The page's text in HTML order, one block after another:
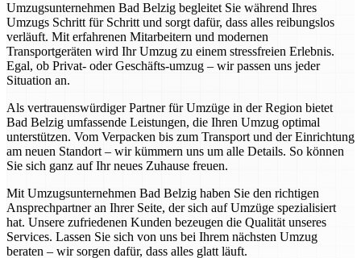
Umzugsunternehmen Bad Belzig begleitet Sie während Ihres
Umzugs Schritt für Schritt und sorgt dafür, dass alles reibungslos
verläuft. Mit erfahrenen Mitarbeitern und modernen
Transportgeräten wird Ihr Umzug zu einem stressfreien Erlebnis.
Egal, ob Privat- oder Geschäfts-umzug – wir passen uns jeder
Situation an.
Als vertrauenswürdiger Partner für Umzüge in der Region bietet
Bad Belzig umfassende Leistungen, die Ihren Umzug optimal
unterstützen. Vom Verpacken bis zum Transport und der Einrichtung
am neuen Standort – wir kümmern uns um alle Details. So können
Sie sich ganz auf Ihr neues Zuhause freuen.
Mit Umzugsunternehmen Bad Belzig haben Sie den richtigen
Ansprechpartner an Ihrer Seite, der sich auf Umzüge spezialisiert
hat. Unsere zufriedenen Kunden bezeugen die Qualität unseres
Services. Lassen Sie sich von uns bei Ihrem nächsten Umzug
beraten – wir sorgen dafür, dass alles glatt läuft.